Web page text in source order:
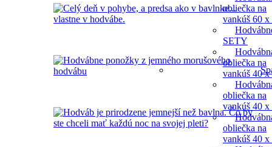
obliečka na
vankúš 60 x
SETY
obliečka na
vankúš 40 x
obliečka na
vankúš 40 x
obliečka na
vankúš 40 x